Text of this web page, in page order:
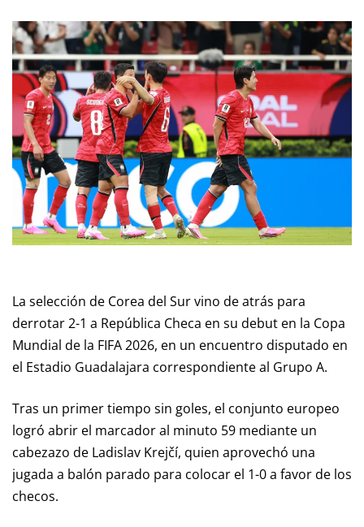
La selección de Corea del Sur vino de atrás para
derrotar 2-1 a República Checa en su debut en la Copa
Mundial de la FIFA 2026, en un encuentro disputado en
el Estadio Guadalajara correspondiente al Grupo A.
Tras un primer tiempo sin goles, el conjunto europeo
logró abrir el marcador al minuto 59 mediante un
cabezazo de Ladislav Krejčí, quien aprovechó una
jugada a balón parado para colocar el 1-0 a favor de los
checos.